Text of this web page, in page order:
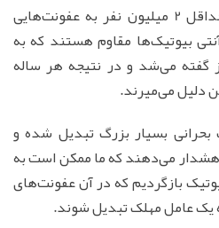
هر ساله در ایالات متحده، حداقل 2 میلیون نفر به عفونت‌هایی
بیوتیک‌ها مقاوم هستند که به
گفته می‌شد و در نتیجه هر ساله
بحرانی بسیار بزرگ تبدیل شده و
می‌دهند که ما ممکن است به
بازگردیم که در آن عفونت‌های
یک عامل مهلک تبدیل شوند.